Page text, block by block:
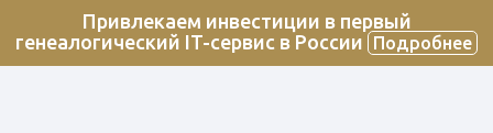
Привлекаем инвестиции в первый
генеалогический IT-сервис в России
Подробнее